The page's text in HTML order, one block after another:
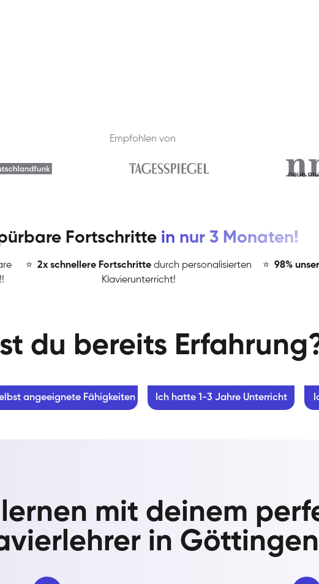
Empfohlen von
Fortschritte in nur 3 Monaten!
⭐ ️2x schnellere Fortschritte durch personalisierten
Klavierunterricht!
⭐ 98%
du bereits
angeeignete Fähigkeiten Ich hatte 1-3 Jahre Unterricht
mit deinem
in Göttingen